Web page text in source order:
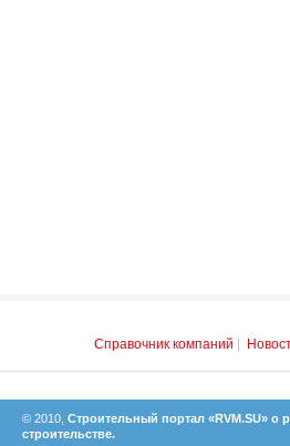
Справочник компаний
© 2010, Строительный портал «RVM.SU» о
строительстве.